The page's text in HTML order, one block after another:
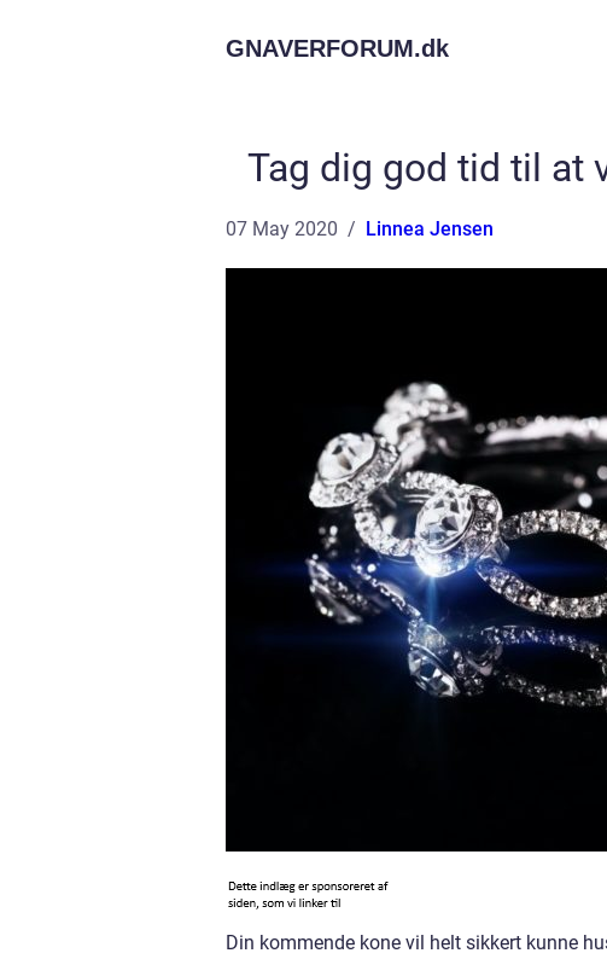
GNAVERFORUM.dk
Tag dig god tid til at
07 May 2020 Linnea Jensen
Din kommende kone vil helt sikkert kunne